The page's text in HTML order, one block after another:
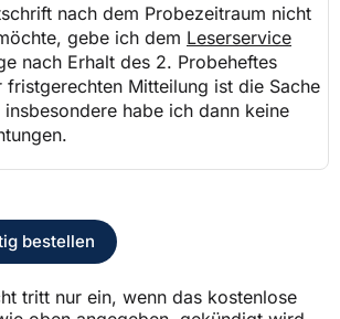
nach dem Probezeitraum nicht
gebe ich dem Leserservice
nach Erhalt des 2. Probeheftes
fristgerechten Mitteilung ist die Sache
habe ich dann keine
bestellen
tritt nur ein, wenn das kostenlose